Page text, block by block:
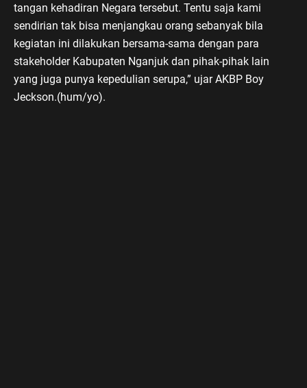
tangan kehadiran Negara tersebut. Tentu saja kami
sendirian tak bisa menjangkau orang sebanyak bila
kegiatan ini dilakukan bersama-sama dengan para
stakeholder Kabupaten Nganjuk dan pihak-pihak lain
yang juga punya kepedulian serupa,” ujar AKBP Boy
Jeckson.(hum/yo).